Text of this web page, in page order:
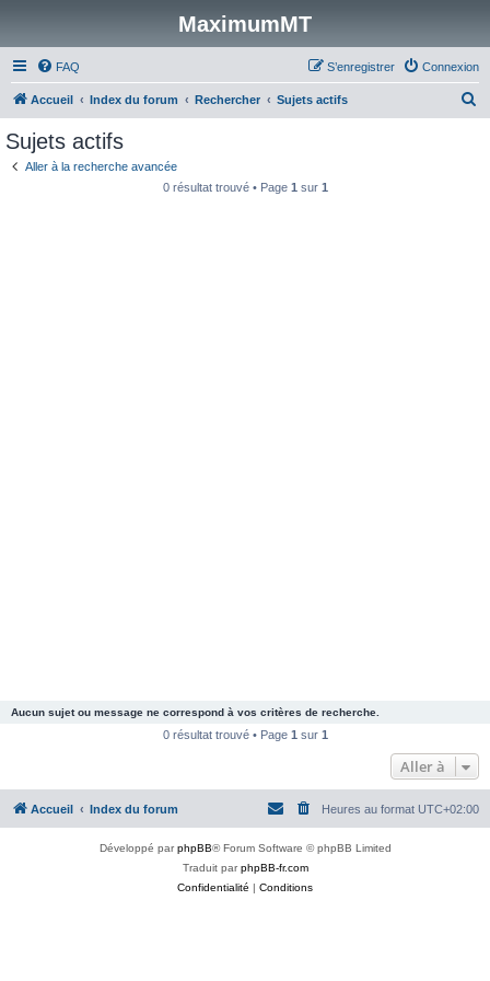
MaximumMT
FAQ Connexion
S’enregistrer
Accueil Index du forum Rechercher Sujets actifs
Sujets actifs
Aller à la recherche avancée
0 résultat trouvé • Page 1 sur 1
Aucun sujet ou message ne correspond à vos critères de recherche.
0 résultat trouvé • Page 1 sur 1
Aller à
Accueil Index du forum Heures au format UTC+02:00
Développé parphpBB® Forum Software © phpBB Limited
Traduit parphpBB-fr.com
Confidentialité | Conditions